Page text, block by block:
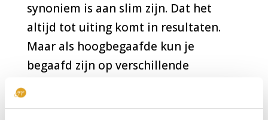
synoniem is aan slim zijn. Dat het
altijd tot uiting komt in resultaten.
Maar als hoogbegaafde kun je
begaafd zijn op verschillende